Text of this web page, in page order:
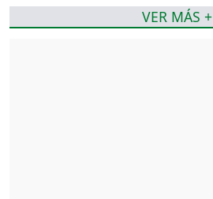
VER MÁS +